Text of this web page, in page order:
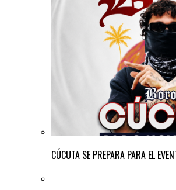
CÚCUTA SE PREPARA PARA EL